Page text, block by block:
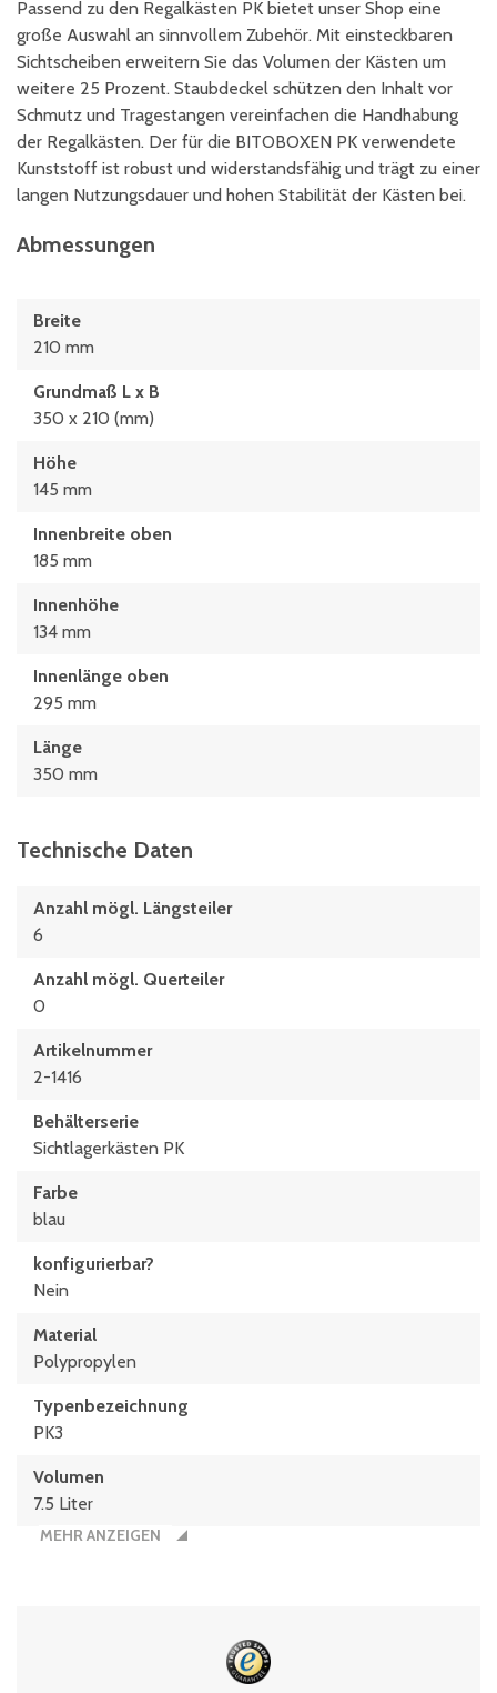
Passend zu den Regalkästen PK bietet unser Shop eine
große Auswahl an sinnvollem Zubehör. Mit einsteckbaren
Sichtscheiben erweitern Sie das Volumen der Kästen um
weitere 25 Prozent. Staubdeckel schützen den Inhalt vor
Schmutz und Tragestangen vereinfachen die Handhabung
der Regalkästen. Der für die BITOBOXEN PK verwendete
Kunststoff ist robust und widerstandsfähig und trägt zu einer
langen Nutzungsdauer und hohen Stabilität der Kästen bei.
Abmessungen
Breite
210 mm
Grundmaß L x B
350 x 210 (mm)
Höhe
145 mm
Innenbreite oben
185 mm
Innenhöhe
134 mm
Innenlänge oben
295 mm
Länge
350 mm
Technische Daten
Anzahl mögl. Längsteiler
6
Anzahl mögl. Querteiler
0
Artikelnummer
2-1416
Behälterserie
Sichtlagerkästen PK
Farbe
blau
konfigurierbar?
Nein
Material
Polypropylen
Typen­be­zeich­nung
PK3
Volumen
7.5 Liter
MEHR ANZEIGEN